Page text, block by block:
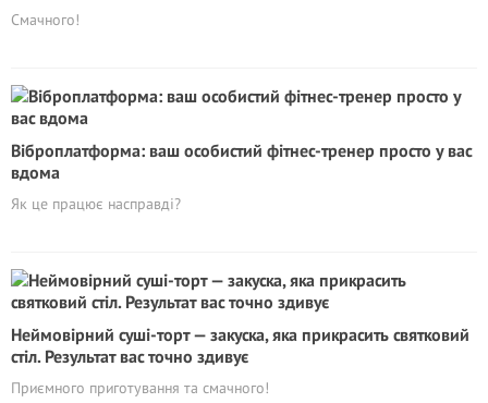
Смачного!
Віброплатформа: ваш особистий фітнес-тренер просто у вас
вдома
Як це працює насправді?
Неймовірний суші-торт — закуска, яка прикрасить святковий
стіл. Результат вас точно здивує
Приємного приготування та смачного!